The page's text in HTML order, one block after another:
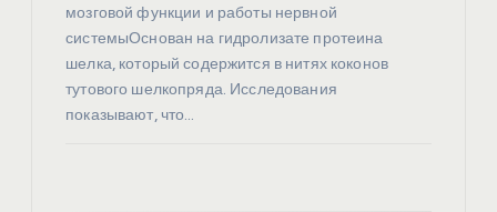
мозговой функции и работы нервной
системыОснован на гидролизате протеина
шелка, который содержится в нитях коконов
тутового шелкопряда. Исследования
показывают, что…